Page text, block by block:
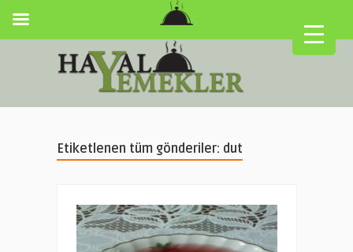
Etiketlenen tüm gönderiler: dut